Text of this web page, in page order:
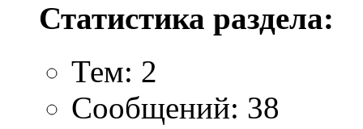
Статистика раздела:
Тем: 2
Сообщений: 38